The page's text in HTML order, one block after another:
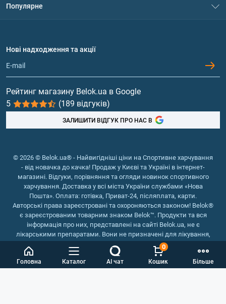
Головна Каталог AI чат Кошик
0
Більше
Політика конфіденційності
Обмін та повернення
Популярне
Протеїн
Гейнери
Вітаміни та мінерали
Риб'ячий жир, жирні кислоти
Нові надходження та акції
Рейтинг магазину Belok.ua в Google
5
(189 відгуків)
ЗАЛИШИТИ ВІДГУК ПРО НАС В
© 2026 © Belok.ua® - Найвигідніші ціни на Спортивне харчування
- від новачка до качка! Продаж у Києві та Україні в інтернет-
магазині. Відгуки, порівняння та огляди новинок спортивного
харчування. Доставка у всі міста України службами «Нова
Пошта». Оплата: готівка, Приват-24, післяплата, карти.
Авторські права зареєстровані та охороняються законом! Belok®
є зареєстрованим товарним знаком Belok™. Продукти та вся
інформація про них, представлені на сайті Belok.ua, не є
лікарськими препаратами. Вони не призначені для лікування,
зняття симптомів та запобігання хворобам.
Інтернет магазин Belok.ua
Інтернет магазин спортивного
харчування